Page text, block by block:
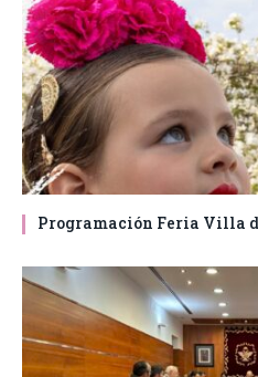
Programación Feria Villa